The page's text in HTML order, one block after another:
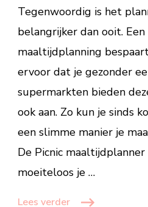
Tegenwoordig is het
belangrijker dan ooit.
maaltijdplanning
ervoor dat je gezonder
supermarkten bieden
ook aan. Zo kun je sinds
een slimme manier je
De Picnic
moeiteloos je …
Lees verder